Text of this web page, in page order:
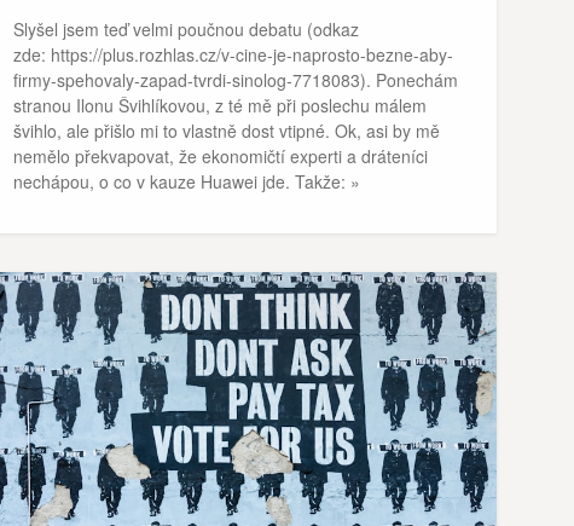
Slyšel jsem teď velmi poučnou debatu (odkaz
zde: https://plus.rozhlas.cz/v-cine-je-naprosto-bezne-aby-
firmy-spehovaly-zapad-tvrdi-sinolog-7718083). Ponechám
stranou Ilonu Švihlíkovou, z té mě při poslechu málem
švihlo, ale přišlo mi to vlastně dost vtipné. Ok, asi by mě
nemělo překvapovat, že ekonomičtí experti a dráteníci
nechápou, o co v kauze Huawei jde. Takže: »